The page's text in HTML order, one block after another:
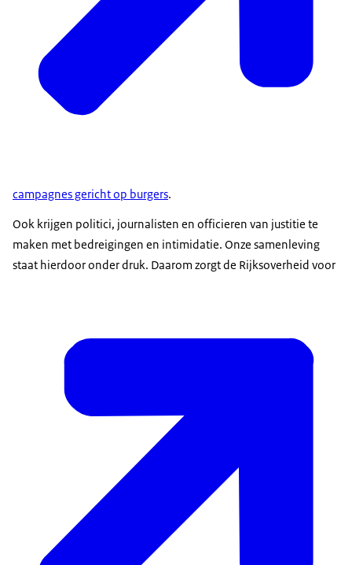
Belastingdienst;
Douane;
campagnes gericht op burgers.
Ook krijgen politici, journalisten en officieren van justitie te
maken met bedreigingen en intimidatie. Onze samenleving
staat hierdoor onder druk. Daarom zorgt de Rijksoverheid voor